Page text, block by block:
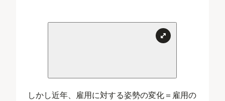
しかし近年、雇用に対する姿勢の変化＝雇用の